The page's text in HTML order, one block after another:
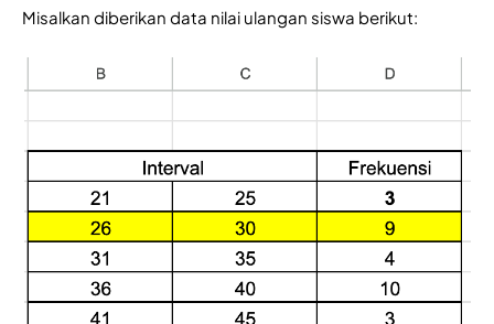
Misalkan diberikan data nilai ulangan siswa berikut: